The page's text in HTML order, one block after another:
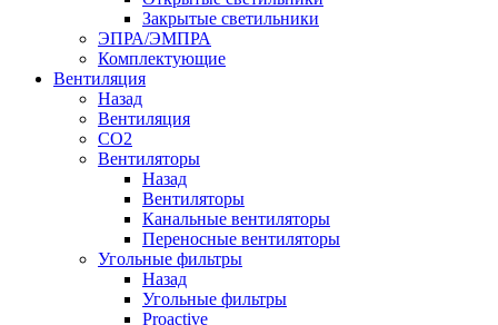
Закрытые светильники
ЭПРА/ЭМПРА
Комплектующие
Вентиляция
Назад
Вентиляция
СО2
Вентиляторы
Назад
Вентиляторы
Канальные вентиляторы
Переносные вентиляторы
Угольные фильтры
Назад
Угольные фильтры
Proactive